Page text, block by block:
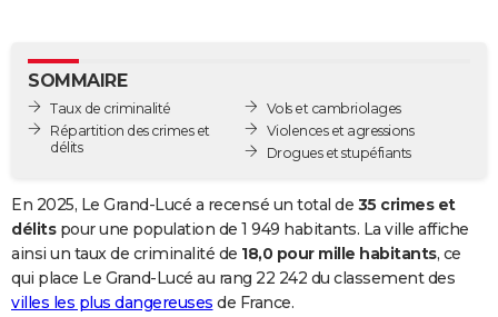
GUIDES D'ACHAT
BONS PLANS
Carte de Noël
Carte Bonne année
Carte Saint-Valentin
Carte Pâques
Carte d'anniversaire
DICTIONNAIRE
Dictionnaire
Biographies
Citations
Expressions
Proverbes
PROGRAMME TV
COPAINS D'AVANT
SOMMAIRE
Taux de criminalité
Répartition des crimes et
délits
Vols et cambriolages
Violences et agressions
Drogues et stupéfiants
En 2025, Le Grand-Lucé a recensé un total de 35 crimes et
délitspour une population de 1 949 habitants. La ville affiche
ainsi un taux de criminalité de 18,0 pour mille habitants, ce
qui place Le Grand-Lucé au rang 22 242 du classement des
villes les plus dangereuses de France.